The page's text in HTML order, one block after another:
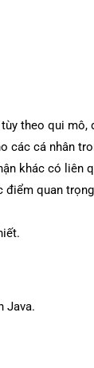
theo qui mô,
các cá nhân
khác có liên
điểm quan
Java.